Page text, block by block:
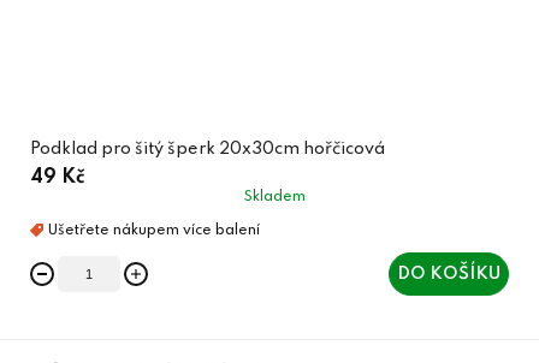
Podklad pro šitý šperk 20x30cm hořčicová
49 Kč
Skladem
DO KOŠÍKU